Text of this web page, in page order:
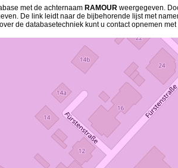
met de achternaam RAMOUR weergegeven.
De link leidt naar de bijbehorende lijst met
de databasetechniek kunt u contact opnemen met